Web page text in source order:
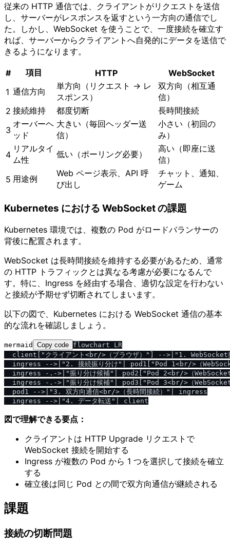
従来の HTTP 通信では、クライアントがリクエストを送信
し、サーバーがレスポンスを返すという一方向の通信でし
た。しかし、WebSocket を使うことで、一度接続を確立す
れば、サーバーからクライアントへ自発的にデータを送信で
きるようになります。
# 項目 HTTP
WebSocket
1 通信方向
単方向（リクエスト → レ
スポンス）
双方向（相互通
信）
2 接続維持 都度切断
長時間接続
3
オーバーヘ
ッド
大きい（毎回ヘッダー送
信）
小さい（初回の
み）
4
リアルタイ
ム性
低い（ポーリング必要）
高い（即座に送
信）
5 用途例
Web ページ表示、API 呼
び出し
チャット、通知、
ゲーム
Kubernetes における WebSocket の課題
Kubernetes 環境では、複数の Pod がロードバランサーの
背後に配置されます。
WebSocket は長時間接続を維持する必要があるため、通常
の HTTP トラフィックとは異なる考慮が必要になるんで
す。特に、Ingress を経由する場合、適切な設定を行わない
と接続が予期せず切断されてしまいます。
以下の図で、Kubernetes における WebSocket 通信の基本
的な流れを確認しましょう。
mermaid Copy code flowchart LR
client["クライアント<br/>（ブラウザ）"] -->|"1.
ingress -->|"2. 接続振り分け"| pod1["Pod 1<br/>（
ingress -.->|"振り分け候補"| pod2["Pod 2<br/>（WebSocket
ingress -.->|"振り分け候補"| pod3["Pod 3<br/>（WebSocket
  pod1 -->|"3. 双方向通信<br/>（長時間接続）"| ingress
図で理解できる要点：
クライアントは HTTP Upgrade リクエストで
WebSocket 接続を開始する
Ingress が複数の Pod から 1 つを選択して接続を確立
する
確立後は同じ Pod との間で双方向通信が継続される
課題
接続の切断問題